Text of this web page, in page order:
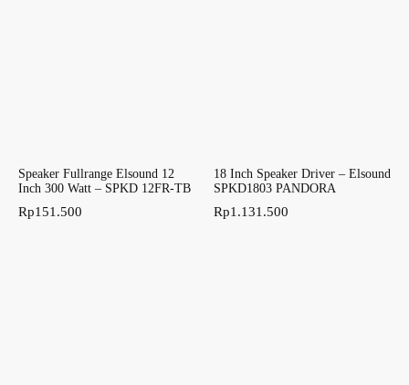
Speaker Fullrange Elsound 12
Inch 300 Watt – SPKD 12FR-TB
Rp151.500
18 Inch Speaker Driver – Elsound
SPKD1803 PANDORA
Rp1.131.500